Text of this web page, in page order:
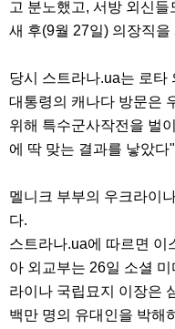
고 분노했고, 서방 외신
새 후(9월 27일) 의장직을
당시 스트라나.ua는 로타
대통령의 캐나다 방문은
위해 특수군사작전을 벌
에 딱 맞는 결과를 낳았다
멜니크 부부의 우크라이
다.
스트라나.ua에 따르면 이
아 외교부는 26일 소셜
라이나 국립묘지 이장은
백만 명의 유대인을 박해